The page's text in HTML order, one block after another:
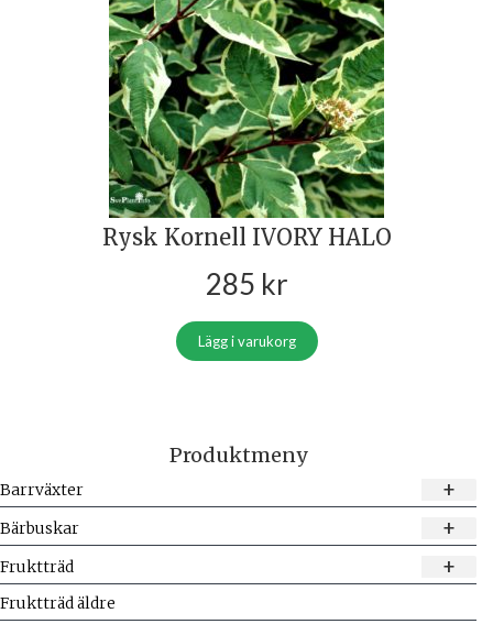
Rysk Kornell IVORY HALO
285 kr
Lägg i varukorg
Produktmeny
+
Barrväxter
+
Bärbuskar
+
Fruktträd
Fruktträd äldre